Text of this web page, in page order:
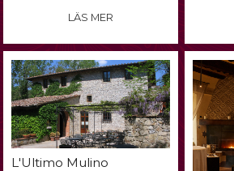
LÄS MER
L'Ultimo Mulino